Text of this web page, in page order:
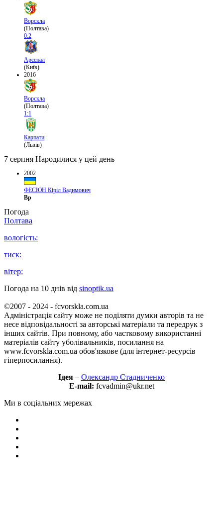
Ворскла
(Полтава)
0:2
Арсенал
(Київ)
2016
Ворскла
(Полтава)
1:1
Карпати
(Львів)
7 серпня Народилися у цей день
2002
ФЕСЮН Кіріл Вадимович
Вр
Погода
Полтава
вологість:
тиск:
вітер:
Погода на 10 днів від sinoptik.ua
©2007 - 2024 - fcvorskla.com.ua
Адміністрація сайту може не поділяти думки авторів та не
несе відповідальності за авторські матеріали та передрук з
інших сайтів. При повному, або частковому використанні
матеріалів сайту уболівальників, посилання на
www.fcvorskla.com.ua обов'язкове (для інтернет-ресурсів
гіперпосилання).
Ідея – Олександр Стадниченко
E-mail: fcvadmin@ukr.net
Ми в соціальних мережах